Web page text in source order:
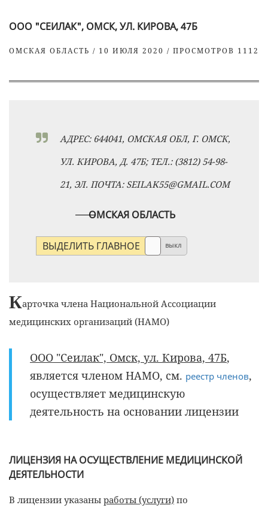
ООО "СЕИЛАК", ОМСК, УЛ. КИРОВА, 47Б
ОМСКАЯ ОБЛАСТЬ / 10 ИЮЛЯ 2020 / ПРОСМОТРОВ 1112
АДРЕС: 644041, ОМСКАЯ ОБЛ, Г. ОМСК,
УЛ. КИРОВА, Д. 47Б; ТЕЛ.: (3812) 54-98-
21, ЭЛ. ПОЧТА: SEILAK55@GMAIL.COM
ОМСКАЯ ОБЛАСТЬ
ВЫДЕЛИТЬ ГЛАВНОЕ выкл
Карточка члена Национальной Ассоциации
медицинских организаций (НАМО)
ООО "Сеилак", Омск, ул. Кирова, 47Б,
является членом НАМО, см. реестр членов,
осуществляет медицинскую
деятельность на основании лицензии
ЛИЦЕНЗИЯ НА ОСУЩЕСТВЛЕНИЕ МЕДИЦИНСКОЙ
ДЕЯТЕЛЬНОСТИ
В лицензии указаны работы (услуги) по